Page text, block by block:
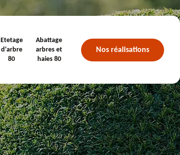
Etetage
d'arbre
80
Abattage
arbres et
haies 80
Nos réalisations